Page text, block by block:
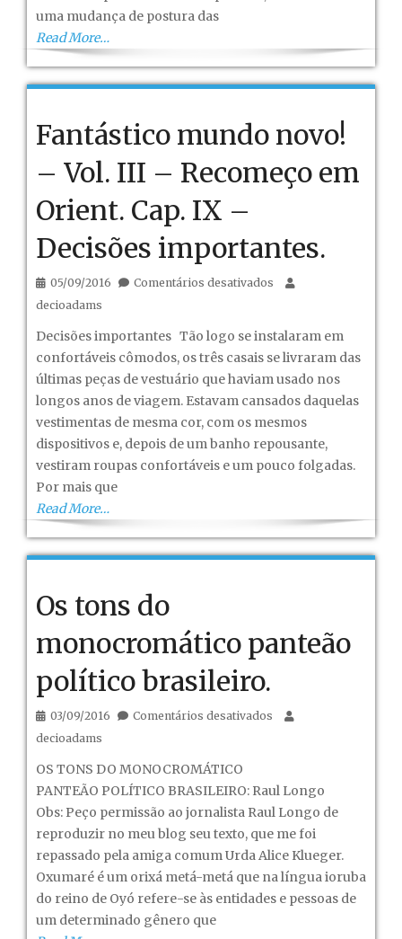
Orient.
Cap.
X
Epílogo.
uma mudança de postura das
Read More…
Fantástico mundo novo!
– Vol. III – Recomeço em
Orient. Cap. IX –
Decisões importantes.
05/09/2016 Comentários desativados em
Recomeço
Cap.
IX
–
decioadams
Decisões importantes Tão logo se instalaram em
confortáveis cômodos, os três casais se livraram das
últimas peças de vestuário que haviam usado nos
longos anos de viagem. Estavam cansados daquelas
vestimentas de mesma cor, com os mesmos
dispositivos e, depois de um banho repousante,
vestiram roupas confortáveis e um pouco folgadas.
Por mais que
Read More…
Os tons do
monocromático panteão
político brasileiro.
03/09/2016 Comentários desativados em
monocromático
panteão
brasileiro.
decioadams
OS TONS DO MONOCROMÁTICO
PANTEÃO POLÍTICO BRASILEIRO: Raul Longo
Obs: Peço permissão ao jornalista Raul Longo de
reproduzir no meu blog seu texto, que me foi
repassado pela amiga comum Urda Alice Klueger.
Oxumaré é um orixá metá-metá que na língua ioruba
do reino de Oyó refere-se às entidades e pessoas de
um determinado gênero que